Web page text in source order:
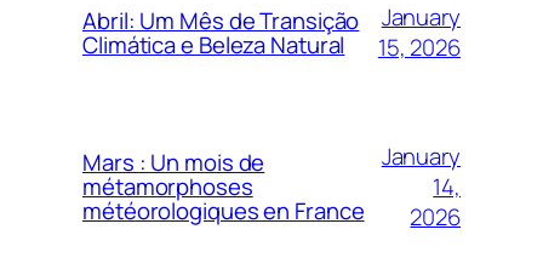
Abril: Um Mês de Transição
Climática e Beleza Natural
January
15, 2026
Mars : Un mois de
métamorphoses
météorologiques en France
January
14,
2026